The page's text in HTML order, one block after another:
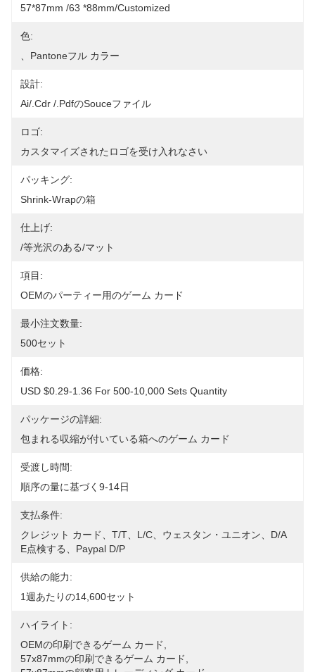
57*87mm /63 *88mm/Customized
色:
、Pantoneフル カラー
設計:
Ai/.cdr /.pdfのsouceファイル
ロゴ:
カスタマイズされたロゴを受け入れなさい
パッキング:
Shrink-Wrapの箱
仕上げ:
/等光沢のある/マット
項目:
OEMのパーティー用のゲーム カード
最小注文数量:
500セット
価格:
USD $0.29-1.36 For 500-10,000 Sets Quantity
パッケージの詳細:
包まれる収縮が付いている箱へのゲーム カード
受渡し時間:
順序の量に基づく9-14日
支払条件:
クレジット カード、T/T、L/C、ウェスタン・ユニオン、D/A
E点検する、Paypal D/P
供給の能力:
1週あたりの14,600セット
ハイライト:
OEMの印刷できるゲーム カード
57x87mmの印刷できるゲーム カード